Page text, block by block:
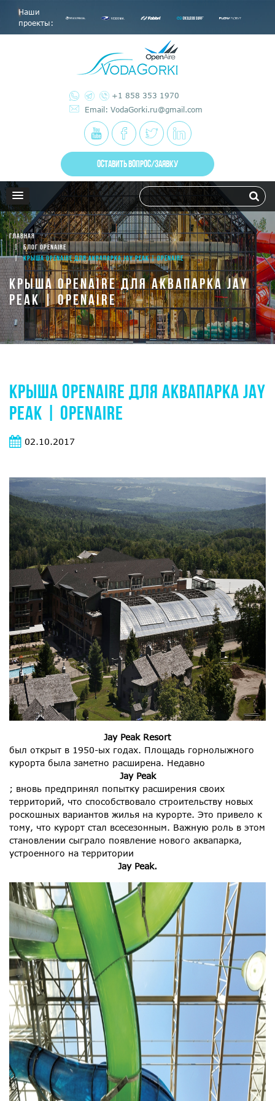
Наши
проекты:
+1 858 353 1970
Email: VodaGorki.ru@gmail.com
ОСТАВИТЬ ВОПРОС/ЗАЯВКУ
ГЛАВНАЯ
БЛОГ OPENAIRE
КРЫША OPENAIRE ДЛЯ АКВАПАРКА JAY PEAK | OPENAIRE
КРЫША OPENAIRE ДЛЯ АКВАПАРКА JAY
PEAK | OPENAIRE
КРЫША OPENAIRE ДЛЯ АКВАПАРКА JAY
PEAK | OPENAIRE
02.10.2017
Jay Peak Resort
был открыт в 1950-ых годах. Площадь горнолыжного
курорта была заметно расширена. Недавно
Jay Peak
; вновь предпринял попытку расширения своих
территорий, что способствовало строительству новых
роскошных вариантов жилья на курорте. Это привело к
тому, что курорт стал всесезонным. Важную роль в этом
становлении сыграло появление нового аквапарка,
устроенного на территории
Jay Peak.